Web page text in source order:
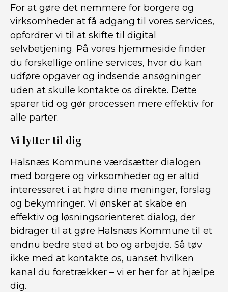
For at gøre det nemmere for borgere og
virksomheder at få adgang til vores services,
opfordrer vi til at skifte til digital
selvbetjening. På vores hjemmeside finder
du forskellige online services, hvor du kan
udføre opgaver og indsende ansøgninger
uden at skulle kontakte os direkte. Dette
sparer tid og gør processen mere effektiv for
alle parter.
Vi lytter til dig
Halsnæs Kommune værdsætter dialogen
med borgere og virksomheder og er altid
interesseret i at høre dine meninger, forslag
og bekymringer. Vi ønsker at skabe en
effektiv og løsningsorienteret dialog, der
bidrager til at gøre Halsnæs Kommune til et
endnu bedre sted at bo og arbejde. Så tøv
ikke med at kontakte os, uanset hvilken
kanal du foretrækker – vi er her for at hjælpe
dig.